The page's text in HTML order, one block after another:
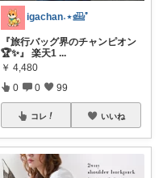
igachan˖⋆𓊝ﾟ
『旅行バッグ界のチャンピオン
🏆✨』 楽天1 ...
￥ 4,480
0 0 99
コレ いいね